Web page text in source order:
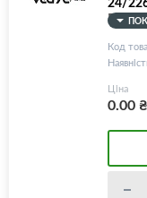
FL3-
Код
Ціна
0.00₴